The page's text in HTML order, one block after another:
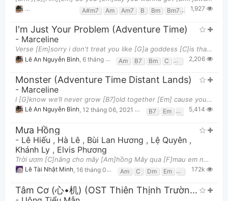
Bài hát yêu thích
Bài hát đã đăng
Thông tin chung
Lê An Nguyễn Bình 10 tháng 07, 2021 lúc 11:54pm
A#m7 Am Am7 B Bm Bm7 Cmaj7
1,927
I'm Just Your Problem (Adventure Time)
- Marceline
Verse [Em]sorry i don't treat you like [G]a goddess [C]is that what you want me [G]to do? [Em]sor
Lê An Nguyễn Bình 6 tháng 07, 2021 lúc 11:43am Am B7 Bm C D Em G
2,206
Monster (Adventure Time Distant Lands)
- Marceline
I [G]know we’ll never grow [B7]old together [Em] cause you’ll never grow [Em]old to me You’re the
Lê An Nguyễn Bình 12 tháng 06, 2021 lúc 06:56pm B7 Em G 5,414
Mưa Hồng
- Lê Hiếu , Hà Lê , Bùi Lan Hương , Lệ Quyên ,
Khánh Ly , Elvis Phương
Trời ươm [C]nắng cho mây [Am]hồng Mây qua [F]mau em nghiêng [G]sầu Còn mưa [Em]xuống như hôm [F]nà
Lê Tài Nhật Minh 16 tháng 06, 2019 lúc 01:30am Am C Dm Em F G G7
172k
Tâm Cơ (心•机) (OST Thiên Thịnh Trường Ca)